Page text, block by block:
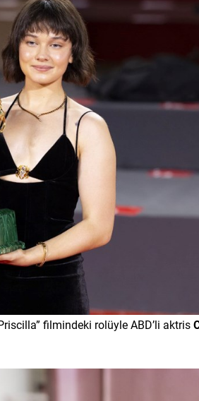
filmindeki rolüyle ABD’li aktris